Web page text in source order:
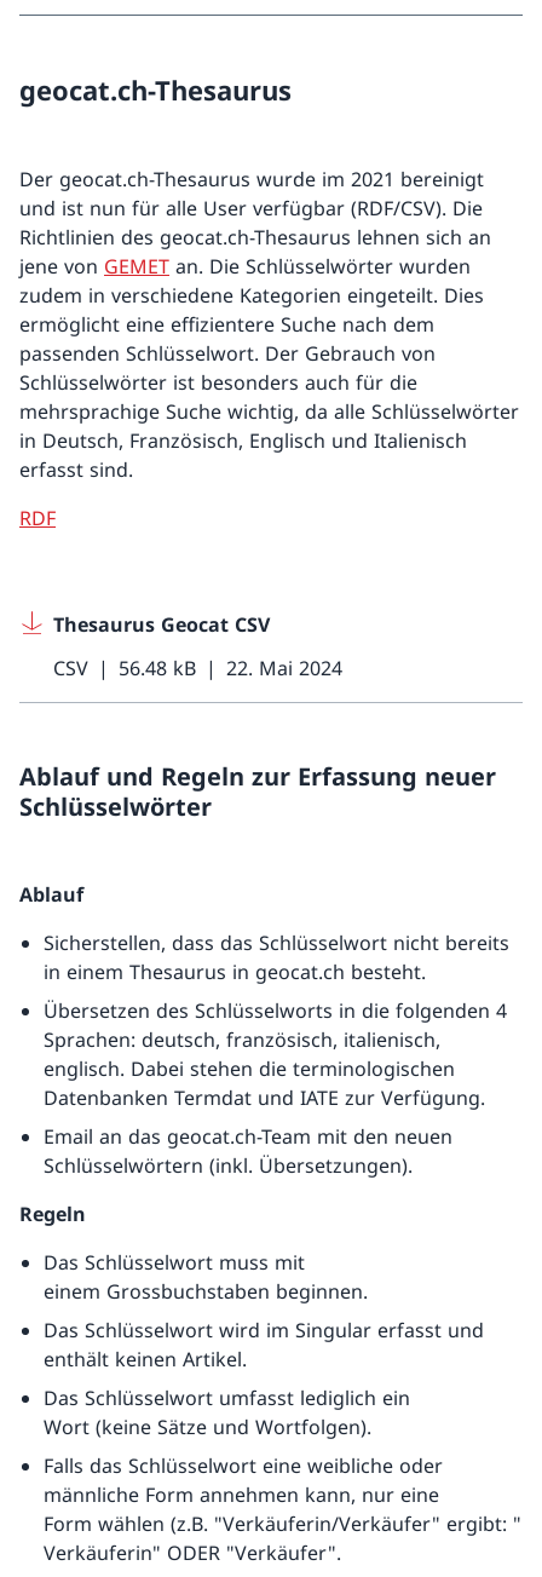
geocat.ch-Thesaurus
Der geocat.ch-Thesaurus wurde im 2021 bereinigt
und ist nun für alle User verfügbar (RDF/CSV). Die
Richtlinien des geocat.ch-Thesaurus lehnen sich an
jene von GEMET an. Die Schlüsselwörter wurden
zudem in verschiedene Kategorien eingeteilt. Dies
ermöglicht eine effizientere Suche nach dem
passenden Schlüsselwort. Der Gebrauch von
Schlüsselwörter ist besonders auch für die
mehrsprachige Suche wichtig, da alle Schlüsselwörter
in Deutsch, Französisch, Englisch und Italienisch
erfasst sind.
RDF
Thesaurus Geocat CSV
CSV
56.48 kB 22. Mai 2024
Ablauf und Regeln zur Erfassung neuer
Schlüsselwörter
Ablauf
Sicherstellen, dass das Schlüsselwort nicht bereits
in einem Thesaurus in geocat.ch besteht.
Übersetzen des Schlüsselworts in die folgenden 4
Sprachen: deutsch, französisch, italienisch,
englisch. Dabei stehen die terminologischen
Datenbanken Termdat und IATE zur Verfügung.
Email an das geocat.ch-Team mit den neuen
Schlüsselwörtern (inkl. Übersetzungen).
Regeln
Das Schlüsselwort muss mit
einem Grossbuchstaben beginnen.
Das Schlüsselwort wird im Singular erfasst und
enthält keinen Artikel.
Das Schlüsselwort umfasst lediglich ein
Wort (keine Sätze und Wortfolgen).
Falls das Schlüsselwort eine weibliche oder
männliche Form annehmen kann, nur eine
Form wählen (z.B. "Verkäuferin/Verkäufer" ergibt: "
Verkäuferin" ODER "Verkäufer".